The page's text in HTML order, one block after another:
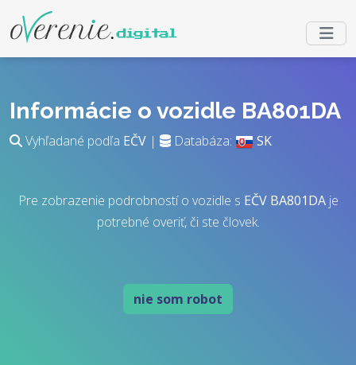
Informácie o vozidle BA801DA
Vyhľadané podľa EČV | Databáza: SK
Pre zobrazenie podrobností o vozidle s EČV BA801DAje
potrebné overiť, či ste človek.
nie som robot